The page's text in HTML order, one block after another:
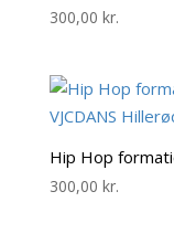
300,00 kr.
Hip Hop
300,00 kr.